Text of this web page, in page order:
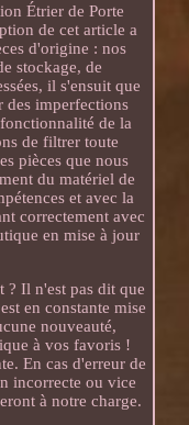
Étrier de Porte
de cet article a
d'origine : nos
stockage, de
il s'ensuit que
des imperfections
de la
de filtrer toute
pièces que nous
du matériel de
et avec la
correctement avec
en mise à jour
? Il n'est pas dit que
en constante mise
nouveauté,
à vos favoris !
En cas d'erreur de
incorrecte ou vice
à notre charge.